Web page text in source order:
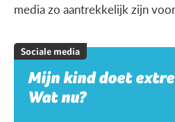
media zo aantrekkelijk zijn
Sociale media
Mijn kind doet
Wat nu?